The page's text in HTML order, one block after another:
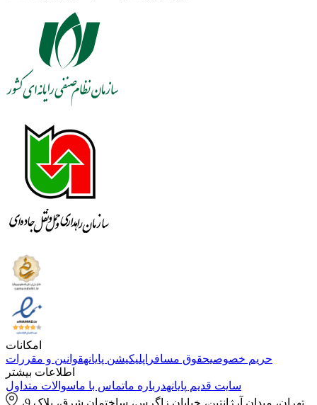
امکانات
حریم خصوصیحقوق مسافر اپلیکیشن پایانهقوانین و مقررات
اطلاعات بیشتر
سایت قدیم پایانهدرباره ماتماس با ماسوالات متداول